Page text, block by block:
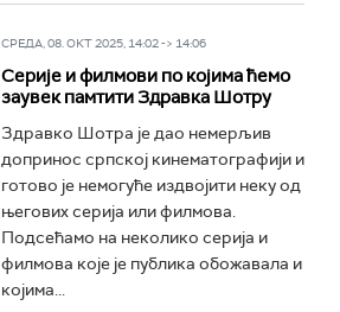
СРЕДА, 08. ОКТ 2025, 14:02 -> 14:06
Серије и филмови по којима ћемо
заувек памтити Здравка Шотру
Здравко Шотра је дао немерљив
допринос српској кинематографији и
готово је немогуће издвојити неку од
његових серија или филмова.
Подсећамо на неколико серија и
филмова које је публика обожавала и
којима...